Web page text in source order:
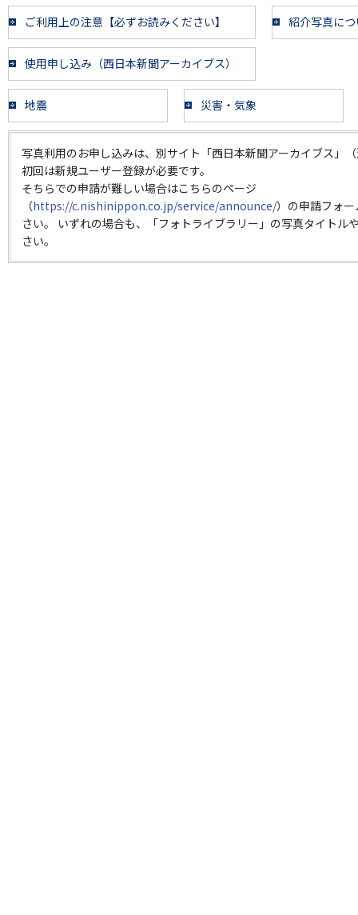
ご利用上の注意【必ずお読みください】 紹介写真に
使用申し込み（西日本新聞アーカイブス）
地震 災害・気象
写真利用のお申し込みは、別サイト「西日本新聞アーカイブス」
初回は新規ユーザー登録が必要です。
そちらでの申請が難しい場合はこちらのページ
（https://c.nishinippon.co.jp/service/announce/）の申請フォ
さい。 いずれの場合も、「フォトライブラリー」の写真タイトル
さい。